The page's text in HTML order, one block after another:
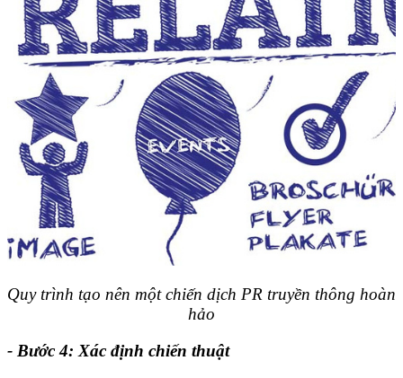
Quy trình tạo nên một chiến dịch PR truyền thông hoàn
hảo
- Bước 4: Xác định chiến thuật